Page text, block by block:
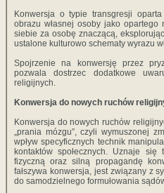
Konwersja o typie transgresji
obrazu własnej osoby jako opartego
siebie za osobę znaczącą,
ustalone kulturowo schematy wyrazu
Spojrzenie na konwersję przez
pozwala dostrzec dodatkowe
religijnych.
Konwersja do nowych ruchów
Konwersja do nowych ruchów
„prania mózgu”, czyli wymuszonej
wpływ specyficznych technik
kontaktów społecznych. Uznaje
fizyczną oraz silną propagandę
fałszywa konwersja, jest związany z
do samodzielnego formułowania